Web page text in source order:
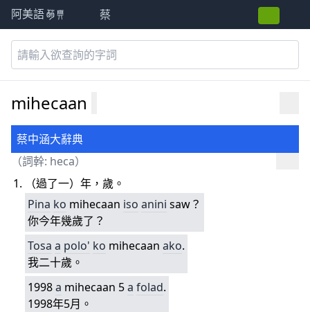
阿美語萌典 蔡
mihecaan
蔡中涵大辭典
（詞幹: heca）
（過了一）年，歲。
Pina ko mihecaan iso anini saw？
你今年幾歲了？
Tosa a polo' ko mihecaan ako.
我二十歲。
1998a mihecaan 5a folad.
1998年5月。